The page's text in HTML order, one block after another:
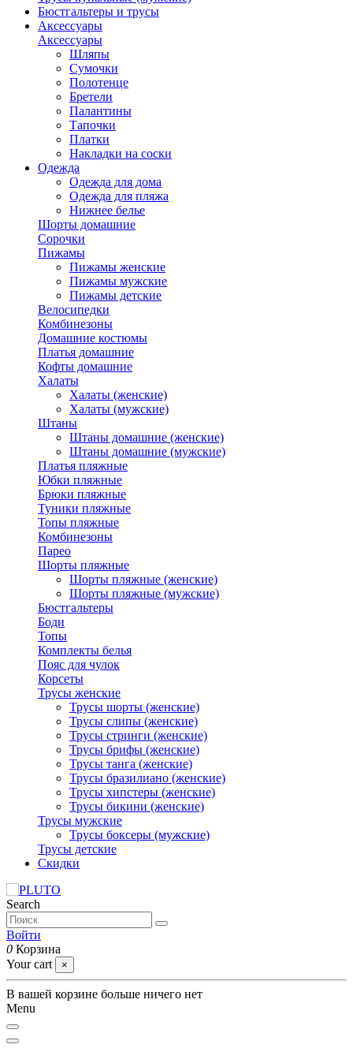
Бюстгальтеры и трусы
Аксессуары
Аксессуары
Шляпы
Сумочки
Полотенце
Бретели
Палантины
Тапочки
Платки
Накладки на соски
Одежда
Одежда для дома
Одежда для пляжа
Нижнее белье
Шорты домашние
Сорочки
Пижамы
Пижамы женские
Пижамы мужские
Пижамы детские
Велосипедки
Комбинезоны
Домашние костюмы
Платья домашние
Кофты домашние
Халаты
Халаты (женские)
Халаты (мужские)
Штаны
Штаны домашние (женские)
Штаны домашние (мужские)
Платья пляжные
Юбки пляжные
Брюки пляжные
Туники пляжные
Топы пляжные
Комбинезоны
Парео
Шорты пляжные
Шорты пляжные (женские)
Шорты пляжные (мужские)
Бюстгальтеры
Боди
Топы
Комплекты белья
Пояс для чулок
Корсеты
Трусы женские
Трусы шорты (женские)
Трусы слипы (женские)
Трусы стринги (женские)
Трусы брифы (женские)
Трусы танга (женские)
Трусы бразилиано (женские)
Трусы хипстеры (женские)
Трусы бикини (женские)
Трусы мужские
Трусы боксеры (мужские)
Трусы детские
Скидки
Search
Войти
0 Корзина
Your cart
×
В вашей корзине больше ничего нет
Menu